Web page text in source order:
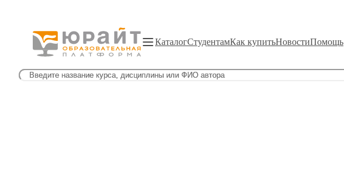
КаталогСтудентамКак купитьНовостиПомощь